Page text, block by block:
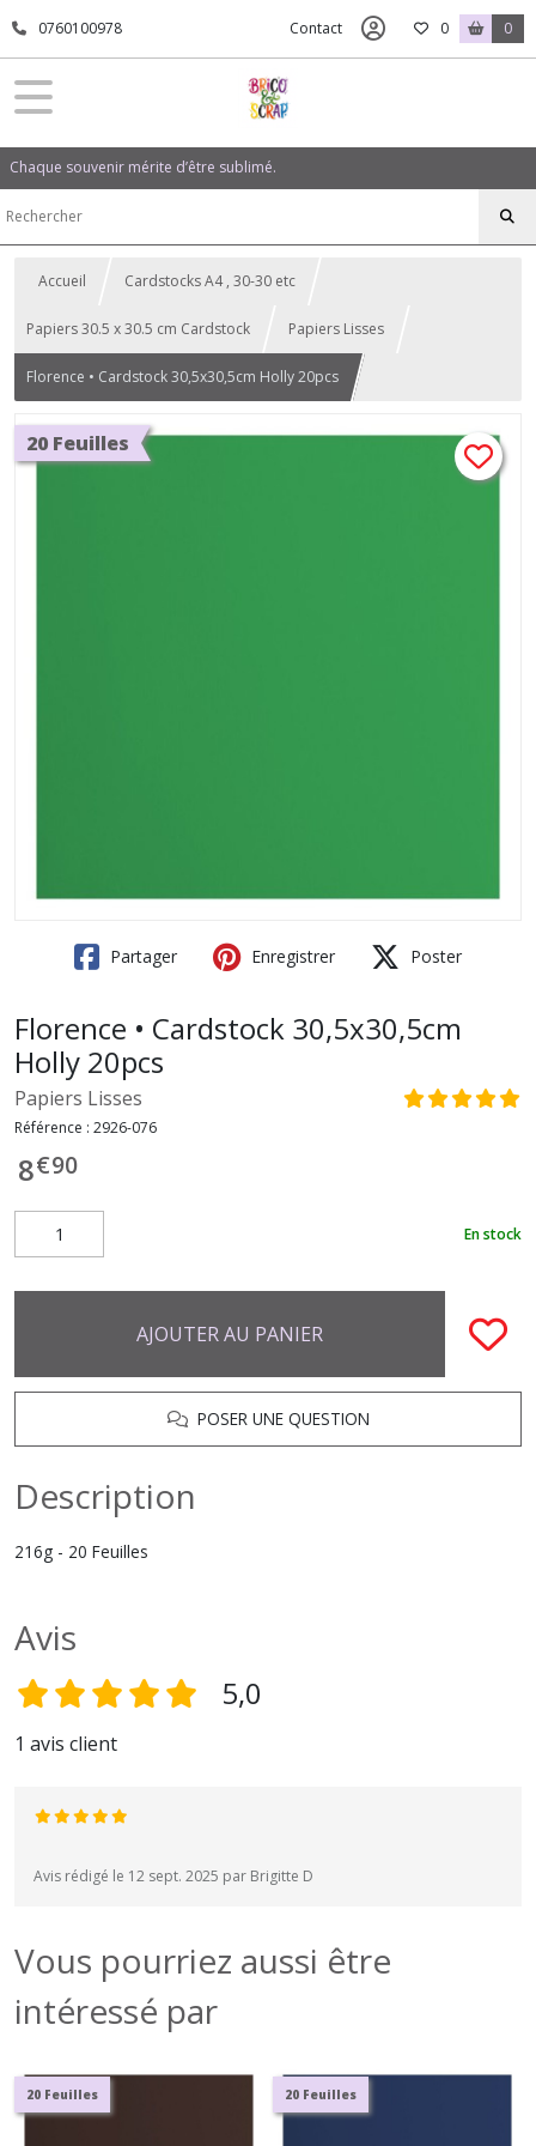
0760100978 Contact 0 0
Chaque souvenir mérite d’être sublimé.
Accueil Cardstocks A4 , 30-30 etc
Papiers 30.5 x 30.5 cm Cardstock Papiers Lisses
Florence • Cardstock 30,5x30,5cm Holly 20pcs
20 Feuilles
Partager Enregistrer Poster
Florence • Cardstock 30,5x30,5cm
Holly 20pcs
Papiers Lisses
Référence : 2926-076
8€90
En stock
AJOUTER AU PANIER
POSER UNE QUESTION
Description
216g - 20 Feuilles
Avis
5,0
1 avis client
Avis rédigé le 12 sept. 2025 par Brigitte D
Vous pourriez aussi être
intéressé par
20 Feuilles 20 Feuilles